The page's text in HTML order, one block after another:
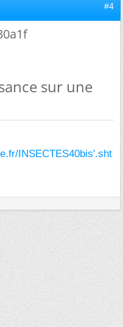
#4
sur une
INSECTES40bis'.sht